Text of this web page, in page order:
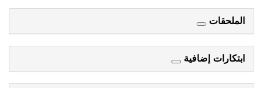
الملحقات
ابتكارات إضافية